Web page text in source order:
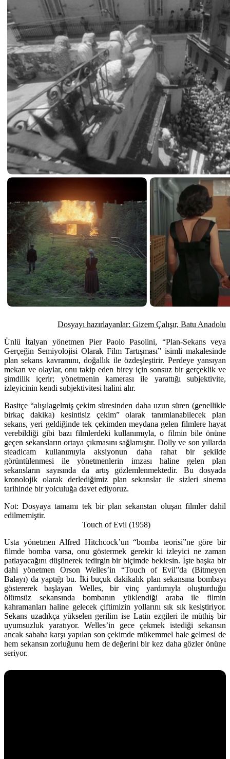
Dosyayı hazırlayanlar: Gizem Çalışır, Batu Anadolu
Ünlü İtalyan yönetmen Pier Paolo Pasolini, “Plan-Sekans veya
Gerçeğin Semiyolojisi Olarak Film Tartışması” isimli makalesinde
plan sekans kavramını, doğallık ile özdeşleştirir. Perdeye yansıyan
mekan ve olaylar, onu takip eden birey için sonsuz bir gerçeklik ve
şimdilik içerir; yönetmenin kamerası ile yarattığı subjektivite,
izleyicinin kendi subjektivitesi halini alır.
Basitçe “alışılagelmiş çekim süresinden daha uzun süren (genellikle
birkaç dakika) kesintisiz çekim” olarak tanımlanabilecek plan
sekans, yeri geldiğinde tek çekimden meydana gelen filmlere hayat
verebildiği gibi bazı filmlerdeki kullanımıyla, o filmin bile önüne
geçen sekansların ortaya çıkmasını sağlamıştır. Dolly ve son yıllarda
steadicam kullanımıyla aksiyonun daha rahat bir şekilde
görüntülenmesi ile yönetmenlerin imzası haline gelen plan
sekansların sayısında da artış gözlemlenmektedir. Bu dosyada
kronolojik olarak derlediğimiz plan sekanslar ile sizleri sinema
tarihinde bir yolculuğa davet ediyoruz.
Not: Dosyaya tamamı tek bir plan sekanstan oluşan filmler dahil
edilmemiştir.
Touch of Evil (1958)
Usta yönetmen Alfred Hitchcock’un “bomba teorisi”ne göre bir
filmde bomba varsa, onu göstermek gerekir ki izleyici ne zaman
patlayacağını düşünerek tedirgin bir biçimde beklesin. İşte başka bir
dahi yönetmen Orson Welles’in “Touch of Evil”da (Bitmeyen
Balayı) da yaptığı bu. İki buçuk dakikalık plan sekansına bombayı
göstererek başlayan Welles, bir vinç yardımıyla oluşturduğu
ölümsüz sekansında bombanın yüklendiği araba ile filmin
kahramanları haline gelecek çiftimizin yollarını sık sık kesiştiriyor.
Sekans uzadıkça yükselen gerilim ise Latin ezgileri ile müthiş bir
uyumsuzluk yaratıyor. Welles’in gece çekmek istediği sekansın
ancak sabaha karşı yapılan son çekimde mükemmel hale gelmesi de
hem sekansın zorluğunu hem de değerini bir kez daha gözler önüne
seriyor.